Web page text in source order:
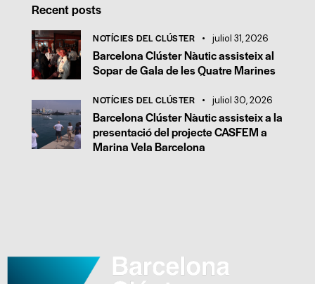
Recent posts
NOTÍCIES DEL CLÚSTER juliol 31, 2026
Barcelona Clúster Nàutic assisteix al
Sopar de Gala de les Quatre Marines
NOTÍCIES DEL CLÚSTER juliol 30, 2026
Barcelona Clúster Nàutic assisteix a la
presentació del projecte CASFEM a
Marina Vela Barcelona